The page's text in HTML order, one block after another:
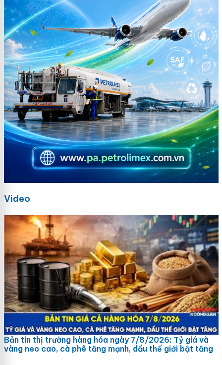
Video
Bản tin thị trường hàng hóa ngày 7/8/2026: Tỷ giá và
vàng neo cao, cà phê tăng mạnh, dầu thế giới bật tăng